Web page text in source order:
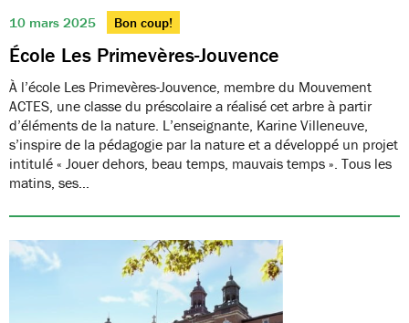
10 mars 2025 Bon coup!
École Les Primevères-Jouvence
À l’école Les Primevères-Jouvence, membre du Mouvement
ACTES, une classe du préscolaire a réalisé cet arbre à partir
d’éléments de la nature. L’enseignante, Karine Villeneuve,
s’inspire de la pédagogie par la nature et a développé un projet
intitulé « Jouer dehors, beau temps, mauvais temps ». Tous les
matins, ses…